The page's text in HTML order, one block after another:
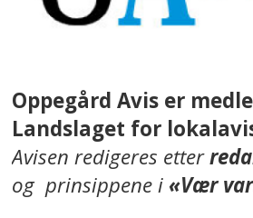
Oppegård Avis er
Landslaget for
Avisen redigeres etter
og prinsippene i«Vær